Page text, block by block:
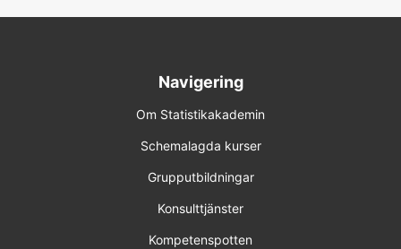
14-15 apr 2027 Online
18-19 maj 2027 Online
Navigering
Om Statistikakademin
Schemalagda kurser
Grupputbildningar
Konsulttjänster
Kompetenspotten